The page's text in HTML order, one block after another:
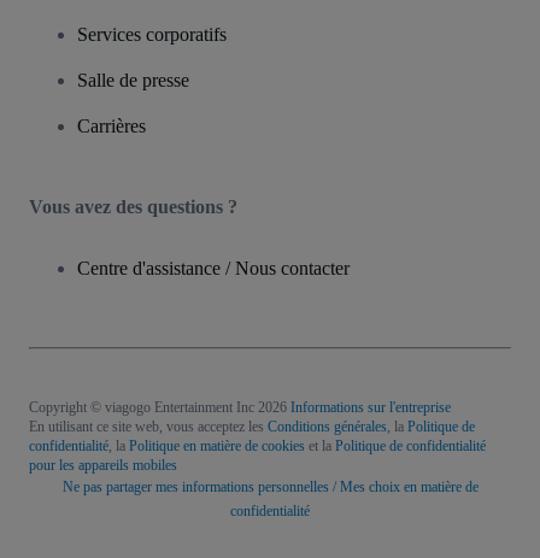
Services corporatifs
Salle de presse
Carrières
Vous avez des questions ?
Centre d'assistance / Nous contacter
Copyright © viagogo Entertainment Inc 2026 Informations sur l'entreprise
En utilisant ce site web, vous acceptez les Conditions générales , la Politique de
confidentialité , la Politique en matière de cookies et la Politique de confidentialité
pour les appareils mobiles
Ne pas partager mes informations personnelles / Mes choix en matière de
confidentialité